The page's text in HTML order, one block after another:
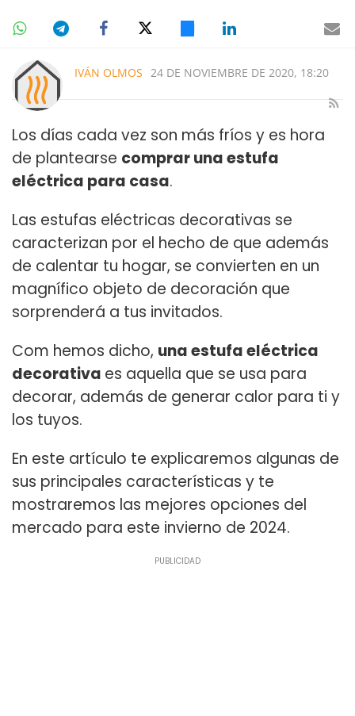
IVÁN OLMOS 24 DE NOVIEMBRE DE 2020, 18:20
Los días cada vez son más fríos y es hora
de plantearse comprar una estufa
eléctrica para casa.
Las estufas eléctricas decorativas se
caracterizan por el hecho de que además
de calentar tu hogar, se convierten en un
magnífico objeto de decoración que
sorprenderá a tus invitados.
Com hemos dicho, una estufa eléctrica
decorativa es aquella que se usa para
decorar, además de generar calor para ti y
los tuyos.
En este artículo te explicaremos algunas de
sus principales características y te
mostraremos las mejores opciones del
mercado para este invierno de 2024.